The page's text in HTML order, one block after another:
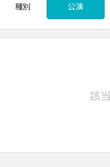
種別 公演
該